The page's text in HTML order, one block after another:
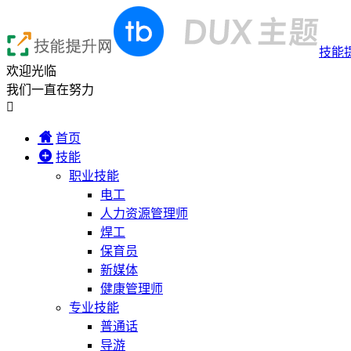
技能
欢迎光临
我们一直在努力

首页
技能
职业技能
电工
人力资源管理师
焊工
保育员
新媒体
健康管理师
专业技能
普通话
导游